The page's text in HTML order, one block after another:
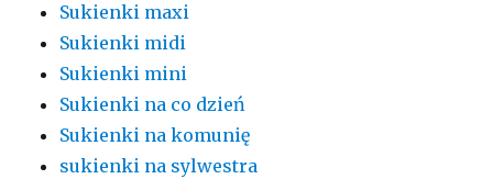
Sukienki maxi
Sukienki midi
Sukienki mini
Sukienki na co dzień
Sukienki na komunię
sukienki na sylwestra